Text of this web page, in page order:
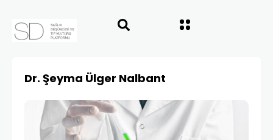
Dr. Şeyma Ülger Nalbant